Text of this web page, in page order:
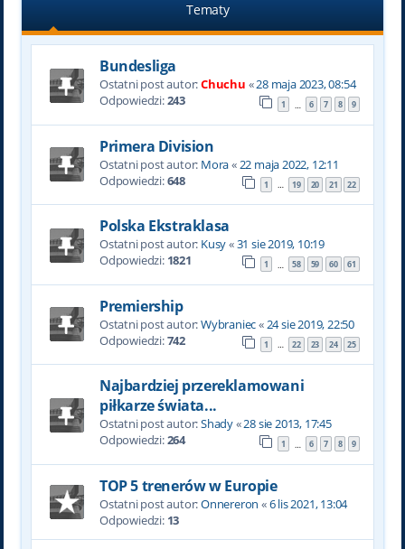
Tematy
Bundesliga
Ostatni post autor:Chuchu «28 maja 2023, 08:54
Odpowiedzi:243 1 … 6 7 8 9
Primera Division
Ostatni post autor: Mora«22 maja 2022, 12:11
Odpowiedzi:648 1 … 19 20 21 22
Polska Ekstraklasa
Ostatni post autor: Kusy«31 sie 2019, 10:19
Odpowiedzi: 1821 1 … 58 59 60 61
Premiership
Ostatni post autor:Wybraniec«24 sie 2019, 22:50
Odpowiedzi:742 1 … 22 23 24 25
Najbardziej przereklamowani
piłkarze świata...
Ostatni post autor:Shady«28 sie 2013, 17:45
Odpowiedzi:264 1 … 6 7 8 9
TOP 5 trenerów w Europie
Ostatni post autor:Onnereron «6 lis 2021, 13:04
Odpowiedzi: 13